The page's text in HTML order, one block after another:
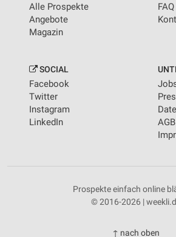
Alle Prospekte
Angebote
Magazin
FAQ
SOCIAL
Facebook
Twitter
Instagram
LinkedIn
AGB
Prospekte einfach online
© 2016-2026 |
↑ nach oben